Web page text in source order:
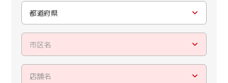
都道府県
市区名
店舗名